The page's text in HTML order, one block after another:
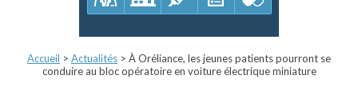
Accueil > Actualités > À Oréliance, les jeunes patients pourront se
conduire au bloc opératoire en voiture électrique miniature